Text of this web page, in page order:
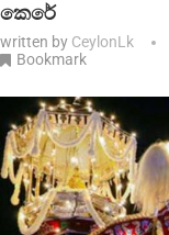
කෙරේ
written by CeylonLk
Bookmark